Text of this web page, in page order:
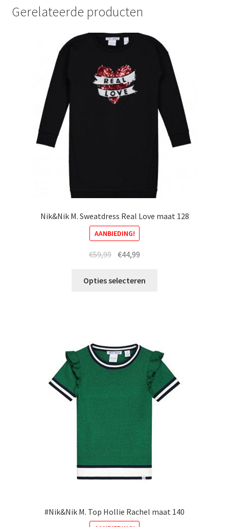
Gerelateerde producten
Nik&Nik M. Sweatdress Real Love maat 128
AANBIEDING!
€59,99 Oorspronkelijke
was:
€44,99
is:
Opties selecteren
optie
kan
gekozen
worden
op
#Nik&Nik M. Top Hollie Rachel maat 140